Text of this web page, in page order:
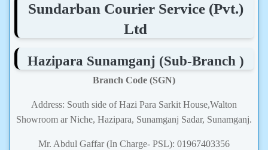
Sundarban Courier Service (Pvt.)
Ltd
Hazipara Sunamganj (Sub-Branch )
Branch Code (SGN)
Address: South side of Hazi Para Sarkit House,Walton
Showroom ar Niche, Hazipara, Sunamganj Sadar, Sunamganj.
Mr. Abdul Gaffar (In Charge- PSL): 01967403356